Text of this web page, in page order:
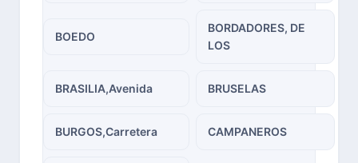
BOEDO
BORDADORES, DE
LOS
BRASILIA,Avenida BRUSELAS
BURGOS,Carretera CAMPANEROS